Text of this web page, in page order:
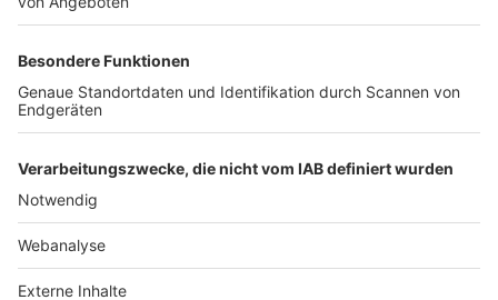
TOP-PARTNER
Nutzungsbedingungen Datenschutz Impressum